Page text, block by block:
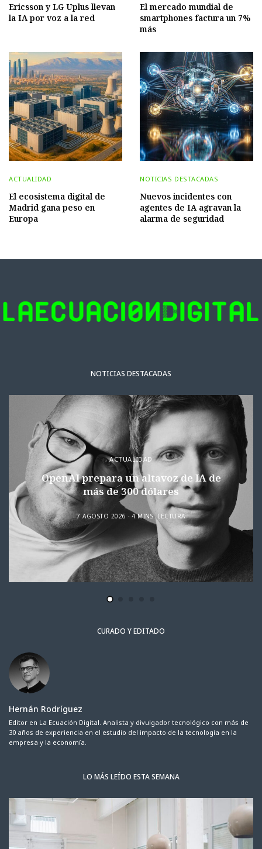
Ericsson y LG Uplus llevan
la IA por voz a la red
El mercado mundial de
smartphones factura un 7%
más
ACTUALIDAD
El ecosistema digital de
Madrid gana peso en
Europa
NOTICIAS DESTACADAS
Nuevos incidentes con
agentes de IA agravan la
alarma de seguridad
NOTICIAS DESTACADAS
ACTUALIDAD
OpenAI prepara un altavoz de IA de
más de 300 dólares
7 AGOSTO 2026 4 MINS. LECTURA
CURADO Y EDITADO
Hernán Rodríguez
Editor en La Ecuación Digital. Analista y divulgador tecnológico con más de
30 años de experiencia en el estudio del impacto de la tecnología en la
empresa y la economía.
LO MÁS LEÍDO ESTA SEMANA